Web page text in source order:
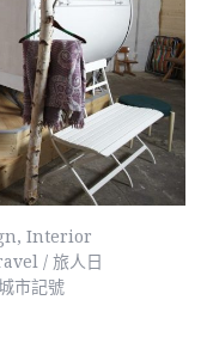
,Interior
/ 旅人日
市記號